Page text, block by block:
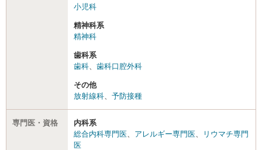
小児科
精神科系
精神科
歯科系
歯科
歯科口腔外科
その他
放射線科
予防接種
専門医・資格
内科系
総合内科専門医
アレルギー専門医
リウマチ専門
医